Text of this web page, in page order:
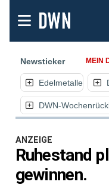
Newsticker MEIN
Edelmetalle
DWN-
ANZEIGE
Ruhestand
gewinnen.